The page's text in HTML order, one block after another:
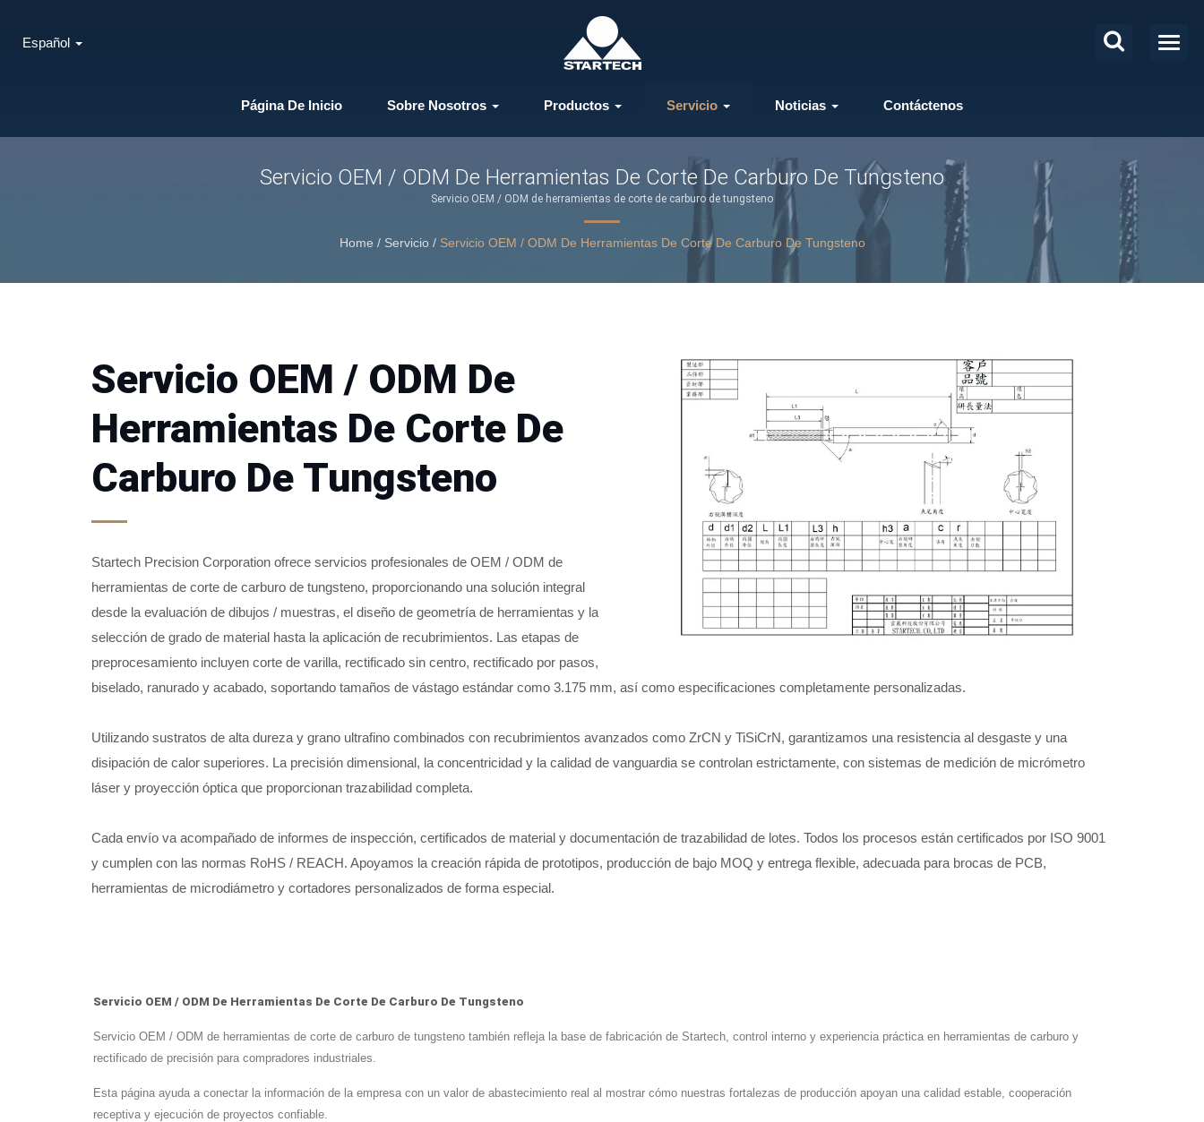
Página De Inicio Sobre Nosotros Productos Servicio Noticias Contáctenos
Español
Servicio OEM / ODM De Herramientas De Corte De Carburo De Tungsteno
Servicio OEM / ODM de herramientas de corte de carburo de tungsteno
Home / Servicio / Servicio OEM / ODM De Herramientas De Corte De Carburo De Tungsteno
Servicio OEM / ODM De
Herramientas De Corte De
Carburo De Tungsteno
Startech Precision Corporation ofrece servicios profesionales de OEM / ODM de
herramientas de corte de carburo de tungsteno, proporcionando una solución integral
desde la evaluación de dibujos / muestras, el diseño de geometría de herramientas y la
selección de grado de material hasta la aplicación de recubrimientos. Las etapas de
preprocesamiento incluyen corte de varilla, rectificado sin centro, rectificado por pasos,
biselado, ranurado y acabado, soportando tamaños de vástago estándar como 3.175 mm, así como especificaciones completamente personalizadas.
Utilizando sustratos de alta dureza y grano ultrafino combinados con recubrimientos avanzados como ZrCN y TiSiCrN, garantizamos una resistencia al desgaste y una
disipación de calor superiores. La precisión dimensional, la concentricidad y la calidad de vanguardia se controlan estrictamente, con sistemas de medición de micrómetro
láser y proyección óptica que proporcionan trazabilidad completa.
Cada envío va acompañado de informes de inspección, certificados de material y documentación de trazabilidad de lotes. Todos los procesos están certificados por ISO 9001
y cumplen con las normas RoHS / REACH. Apoyamos la creación rápida de prototipos, producción de bajo MOQ y entrega flexible, adecuada para brocas de PCB,
herramientas de microdiámetro y cortadores personalizados de forma especial.
Servicio OEM / ODM De Herramientas De Corte De Carburo De Tungsteno
Servicio OEM / ODM de herramientas de corte de carburo de tungsteno también refleja la base de fabricación de Startech, control interno y experiencia práctica en herramientas de carburo y
rectificado de precisión para compradores industriales.
Esta página ayuda a conectar la información de la empresa con un valor de abastecimiento real al mostrar cómo nuestras fortalezas de producción apoyan una calidad estable, cooperación
receptiva y ejecución de proyectos confiable.